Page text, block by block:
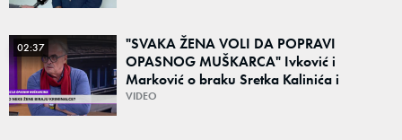
02:37
"SVAKA ŽENA VOLI DA POPRAVI
OPASNOG MUŠKARCA" Ivković i
Marković o braku Sretka Kalinića i
fenomenu žena koje biraju kriminalce:
VIDEO